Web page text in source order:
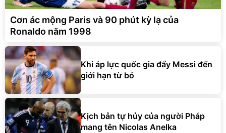
Cơn ác mộng Paris và 90 phút kỳ lạ của
Ronaldo năm 1998
Khi áp lực quốc gia đẩy Messi đến
giới hạn từ bỏ
Kịch bản tự hủy của người Pháp
mang tên Nicolas Anelka